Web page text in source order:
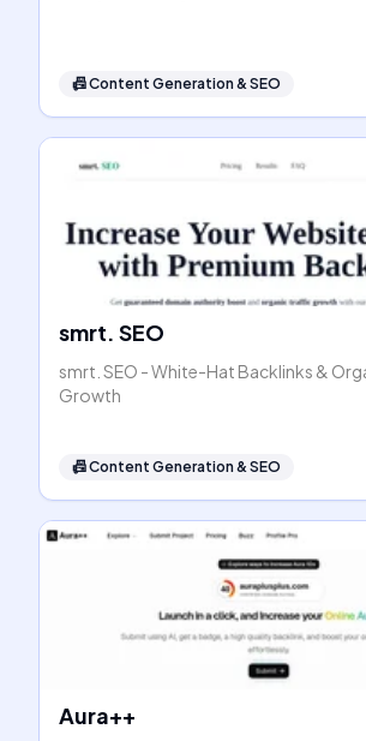
📠Content Generation & SEO
smrt. SEO
smrt. SEO - White-Hat Backlinks &
Growth
📠Content Generation & SEO
Aura++